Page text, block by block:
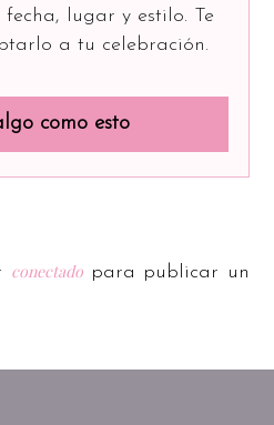
fecha, lugar y estilo. Te
a tu celebración.
como esto
conectadopara publicar un